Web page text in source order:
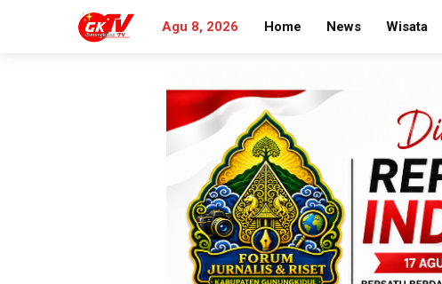
Agu 8, 2026 Home News Wisata
Search
for: